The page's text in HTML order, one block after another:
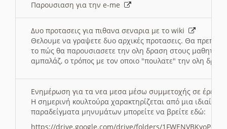
Παρουσιαση για την e-me
Δυο προτασεις για πιθανα σεναρια με το wiki
Θελουμε να γραψετε δυο αρχικές προτασεις. Θα πρεπει
το πώς θα παρουσιασετε την ολη δραση στους μαθητες
αμπαλάζ, ο τρόπος με τον οποιο "πουλατε" την ολη
Ενημέρωση για τα νεα μεσα μέσω συμμετοχής σε
Η σημερινή κουλτούρα χαρακτηρίζεται από μια
παραδείγματα μηνυμάτων μπορείτε να βρείτε εδώ:
https://drive.google.com/drive/folders/